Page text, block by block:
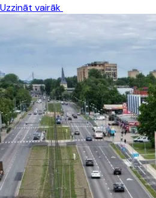
Uzzināt vairāk